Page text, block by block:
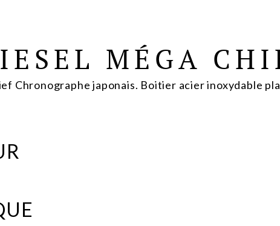
MÉGA
Chronographe japonais. Boitier acier inoxydable